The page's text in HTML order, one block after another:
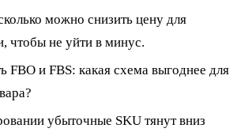
можно снизить цену для
чтобы не уйти в минус.
FBO и FBS: какая схема выгоднее для
убыточные SKU тянут вниз